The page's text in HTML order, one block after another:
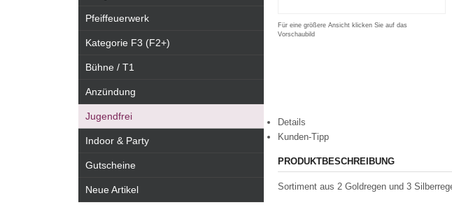
Für eine größere Ansicht klicken Sie auf das
Vorschaubild
Details
Kunden-Tipp
PRODUKTBESCHREIBUNG
Sortiment aus 2 Goldregen und 3
Pfeiffeuerwerk
Kategorie F3 (F2+)
Bühne / T1
Anzündung
Jugendfrei
Indoor & Party
Gutscheine
Neue Artikel